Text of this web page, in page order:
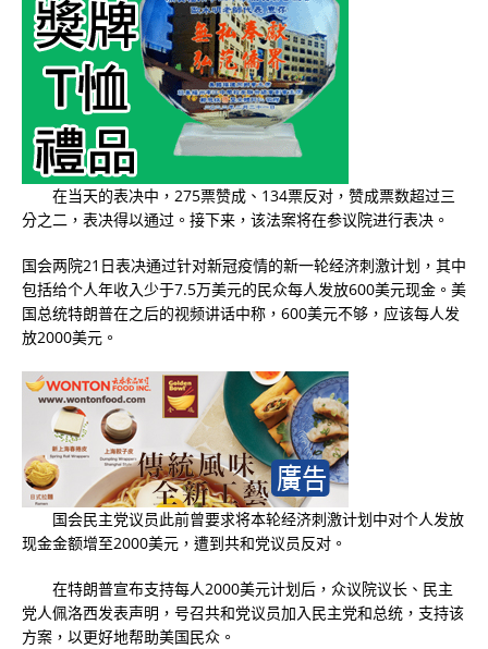
在当天的表决中，275票赞成、134票反对，赞成票数超过三
分之二，表决得以通过。接下来，该法案将在参议院进行表决。
国会两院21日表决通过针对新冠疫情的新一轮经济刺激计划，其中
包括给个人年收入少于7.5万美元的民众每人发放600美元现金。美
国总统特朗普在之后的视频讲话中称，600美元不够，应该每人发
放2000美元。
国会民主党议员此前曾要求将本轮经济刺激计划中对个人发放
现金金额增至2000美元，遭到共和党议员反对。
在特朗普宣布支持每人2000美元计划后，众议院议长、民主
党人佩洛西发表声明，号召共和党议员加入民主党和总统，支持该
方案，以更好地帮助美国民众。